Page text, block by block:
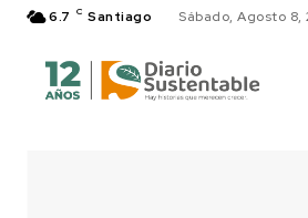
6.7 C Santiago Sábado, Agosto 8,